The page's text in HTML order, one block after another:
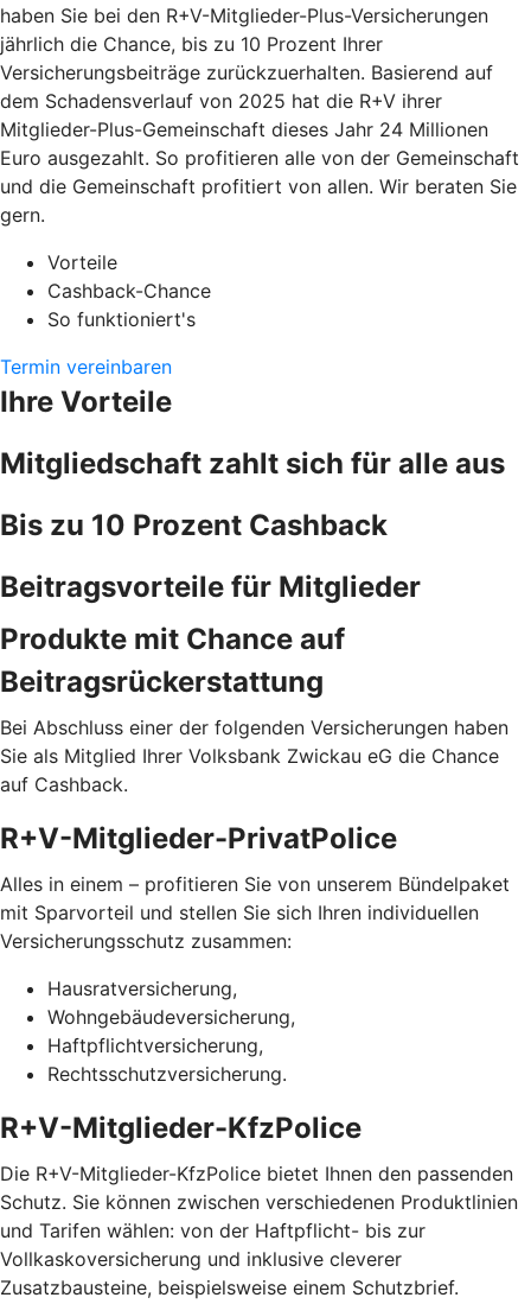
haben Sie bei den R+V-Mitglieder-Plus-Versicherungen
jährlich die Chance, bis zu 10 Prozent Ihrer
Versicherungsbeiträge zurückzuerhalten. Basierend auf
dem Schadensverlauf von 2025 hat die R+V ihrer
Mitglieder-Plus-Gemeinschaft dieses Jahr 24 Millionen
Euro ausgezahlt. So profitieren alle von der Gemeinschaft
und die Gemeinschaft profitiert von allen. Wir beraten Sie
gern.
Vorteile
Cashback-Chance
So funktioniert's
Termin vereinbaren
Ihre Vorteile
Mitgliedschaft zahlt sich für alle aus
Bis zu 10 Prozent Cashback
Beitragsvorteile für Mitglieder
Produkte mit Chance auf
Beitragsrückerstattung
Bei Abschluss einer der folgenden Versicherungen haben
Sie als Mitglied Ihrer Volksbank Zwickau eG die Chance
auf Cashback.
R+V-Mitglieder-PrivatPolice
Alles in einem – profitieren Sie von unserem Bündelpaket
mit Sparvorteil und stellen Sie sich Ihren individuellen
Versicherungsschutz zusammen:
Hausratversicherung,
Wohngebäudeversicherung,
Haftpflichtversicherung,
Rechtsschutzversicherung.
R+V-Mitglieder-KfzPolice
Die R+V-Mitglieder-KfzPolice bietet Ihnen den passenden
Schutz. Sie können zwischen verschiedenen Produktlinien
und Tarifen wählen: von der Haftpflicht- bis zur
Vollkaskoversicherung und inklusive cleverer
Zusatzbausteine, beispielsweise einem Schutzbrief.